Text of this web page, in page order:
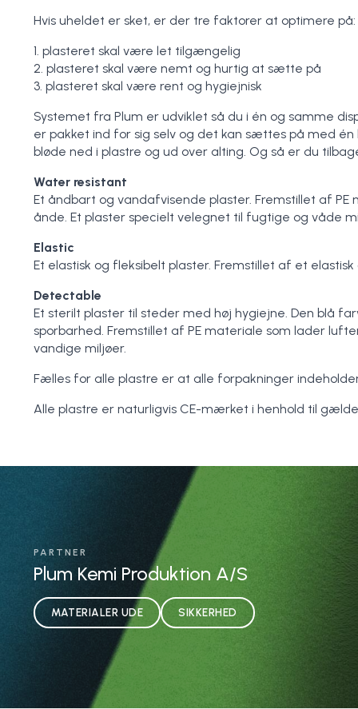
Hvis uheldet er sket, er der tre faktorer at optimere på:
1. plasteret skal være let tilgængelig
2. plasteret skal være nemt og hurtig at sætte på
3. plasteret skal være rent og hygiejnisk
Systemet fra Plum er udviklet så du i én og samme
er pakket ind for sig selv og det kan sættes på med
bløde ned i plastre og ud over alting. Og så er du
Water resistant
Et åndbart og vandafvisende plaster. Fremstillet af
ånde. Et plaster specielt velegnet til fugtige og våde
Elastic
Et elastisk og fleksibelt plaster. Fremstillet af et
Detectable
Et sterilt plaster til steder med høj hygiejne. Den blå
sporbarhed. Fremstillet af PE materiale som lader
vandige miljøer.
Fælles for alle plastre er at alle forpakninger
Alle plastre er naturligvis CE-mærket i henhold til
PARTNER
Plum Kemi Produktion A/S
MATERIALER UDE SIKKERHED